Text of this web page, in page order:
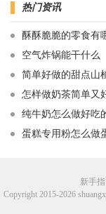
热门资讯
酥酥脆脆的零食有
空气炸锅能干什么
简单好做的甜点山
怎样做奶茶简单又
纯牛奶怎么做好吃
蛋糕专用粉怎么做
新手
Copyright 2015-2026